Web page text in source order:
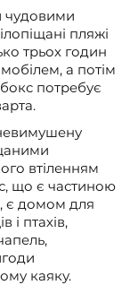
чудовими
пляжі
трьох годин
а потім
потребує
втіленням
що є частиною
є домом для
і птахів,
каяку.